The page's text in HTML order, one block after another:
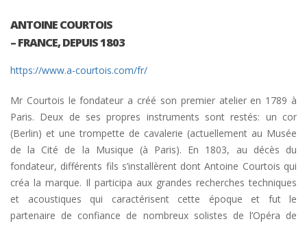
ANTOINE COURTOIS
– FRANCE, DEPUIS 1803
https://www.a-courtois.com/fr/
Mr Courtois le fondateur a créé son premier atelier en 1789 à
Paris. Deux de ses propres instruments sont restés: un cor
(Berlin) et une trompette de cavalerie (actuellement au Musée
de la Cité de la Musique (à Paris). En 1803, au décès du
fondateur, différents fils s’installèrent dont Antoine Courtois qui
créa la marque. Il participa aux grandes recherches techniques
et acoustiques qui caractérisent cette époque et fut le
partenaire de confiance de nombreux solistes de l’Opéra de